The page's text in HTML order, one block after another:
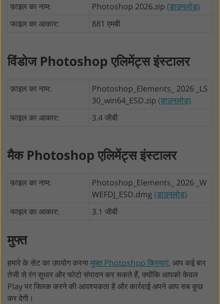
फ़ाइल का नाम: Photoshop 2026.zip (डाउनलोड)
फाइल का आकार:
881 एमबी
विंडोज Photoshop एलिमेंट्स इंस्टालर
फ़ाइल का नाम:
Photoshop_Elements_ 2026 _LS
30_win64_ESD.zip (डाउनलोड)
फाइल का आकार:
3.4 जीबी
मैक Photoshop एलिमेंट्स इंस्टालर
फ़ाइल का नाम:
Photoshop_Elements_ 2026 _W
WEFDJ_ESD.dmg (डाउनलोड)
फाइल का आकार:
3.1 जीबी
मुफ्त
हमारे के सेट का उपयोग करनामुफ़्त Photoshop क्रियाएं, आप कई बार
तेजी से रंग सुधार और फोटो संपादन कर सकते हैं, क्योंकि आपको केवल
Play पर क्लिक करने की आवश्यकता है और कार्रवाई अपने आप सब कुछ
कर देगी।